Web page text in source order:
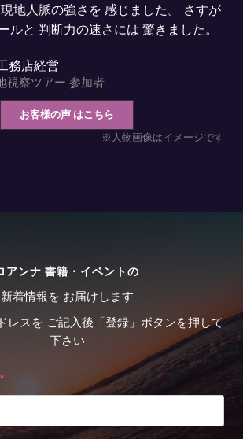
地人脈の強さを 感じました。 さすが
ルと 判断力の速さには 驚きました。
務店経営
視察ツアー 参加者
お客様の声 はこちら
※人物画像はイメージです
アンナ 書籍・イベントの
新着情報を お届けします
レスを ご記入後「登録」ボタンを押して
下さい